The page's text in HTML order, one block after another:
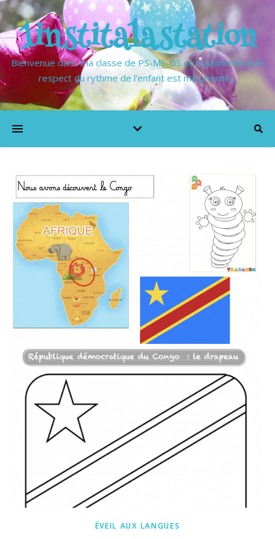
1institalastation
Bienvenue dans ma classe de PS-MS-GS où l'autonomie & le
respect du rythme de l'enfant est ma priorité…
ÉVEIL AUX LANGUES